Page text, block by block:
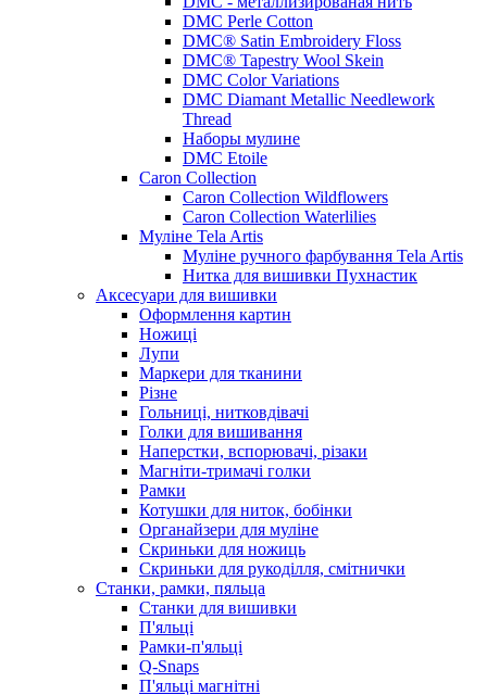
DMC Perle Cotton
DMC® Satin Embroidery Floss
DMC® Tapestry Wool Skein
DMC Color Variations
DMC Diamant Metallic Needlework
Thread
Наборы мулине
DMC Etoile
Caron Collection
Caron Collection Wildflowers
Caron Collection Waterlilies
Муліне Tela Artis
Муліне ручного фарбування Tela Artis
Нитка для вишивки Пухнастик
Аксесуари для вишивки
Оформлення картин
Ножиці
Лупи
Маркери для тканини
Різне
Гольниці, нитковдівачі
Голки для вишивання
Наперстки, вспорювачі, різаки
Магніти-тримачі голки
Рамки
Котушки для ниток, бобінки
Органайзери для муліне
Скриньки для ножиць
Скриньки для рукоділля, смітнички
Станки, рамки, пяльца
Станки для вишивки
П'яльці
Рамки-п'яльці
Q-Snaps
П'яльці магнітні